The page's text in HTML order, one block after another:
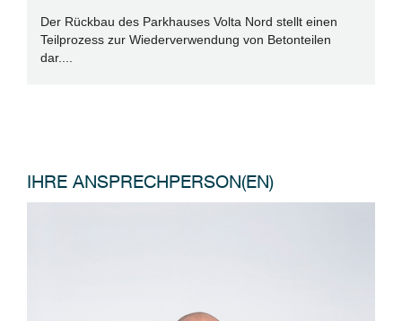
Der Rückbau des Parkhauses Volta Nord stellt einen
Teilprozess zur Wiederverwendung von Betonteilen
dar....
IHRE ANSPRECHPERSON(EN)